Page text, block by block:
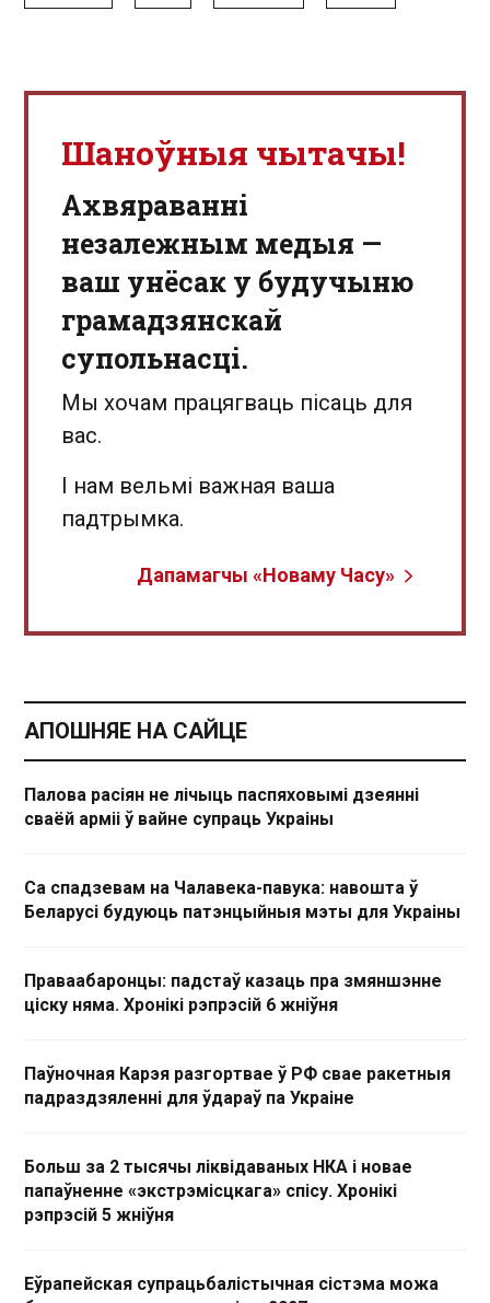
Шаноўныя чытачы!
Aхвяраванні
незалежным медыя —
ваш унёсак у будучыню
грамадзянскай
супольнасці.
Мы хочам працягваць пісаць для
вас.
І нам вельмі важная ваша
падтрымка.
Дапамагчы «Новаму Часу»
АПОШНЯЕ НА САЙЦЕ
Палова расіян не лічыць паспяховымі дзеянні
сваёй арміі ў вайне супраць Украіны
Са спадзевам на Чалавека-павука: навошта ў
Беларусі будуюць патэнцыйныя мэты для Украіны
Праваабаронцы: падстаў казаць пра змяншэнне
ціску няма. Хронікі рэпрэсій 6 жніўня
Паўночная Карэя разгортвае ў РФ свае ракетныя
падраздзяленні для ўдараў па Украіне
Больш за 2 тысячы ліквідаваных НКА і новае
папаўненне «экстрэмісцкага» спісу. Хронікі
рэпрэсій 5 жніўня
Еўрапейская супрацьбалістычная сістэма можа